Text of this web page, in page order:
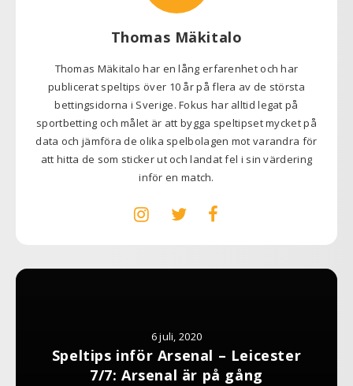
Thomas Mäkitalo
Thomas Mäkitalo har en lång erfarenhet och har
publicerat speltips över 10 år på flera av de största
bettingsidorna i Sverige. Fokus har alltid legat på
sportbetting och målet är att bygga speltipset mycket på
data och jämföra de olika spelbolagen mot varandra för
att hitta de som sticker ut och landat fel i sin värdering
inför en match.
6 juli, 2020
Speltips inför Arsenal – Leicester
7/7: Arsenal är på gång